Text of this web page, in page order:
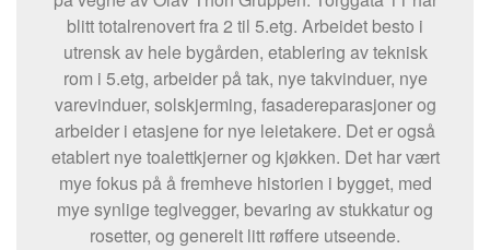
blitt totalrenovert fra 2 til 5.etg. Arbeidet besto i
utrensk av hele bygården, etablering av teknisk
rom i 5.etg, arbeider på tak, nye takvinduer, nye
varevinduer, solskjerming, fasadereparasjoner og
arbeider i etasjene for nye leietakere. Det er også
etablert nye toalettkjerner og kjøkken. Det har vært
mye fokus på å fremheve historien i bygget, med
mye synlige teglvegger, bevaring av stukkatur og
rosetter, og generelt litt røffere utseende.